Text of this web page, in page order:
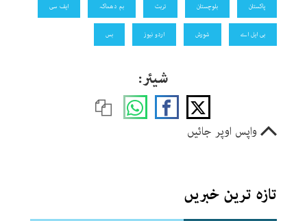
پاکستان بلوچستان تربت بم دھماکہ ایف سی
بی ایل اے شورش اردو نیوز بس
شیئر:
واپس اوپر جائیں
تازہ ترین خبریں